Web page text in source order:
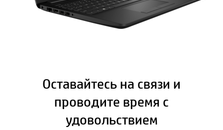
Оставайтесь на связи и
проводите время с
удовольствием